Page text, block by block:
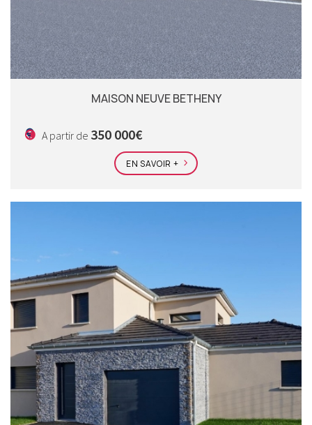
MAISON NEUVE BETHENY
A partir de 350 000€
EN SAVOIR +